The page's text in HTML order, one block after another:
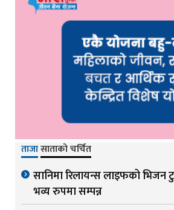
ताजासाताको चर्चित
सानिमा रिलायन्स लाइफको भिजन
भव्य रुपमा सम्पन्न